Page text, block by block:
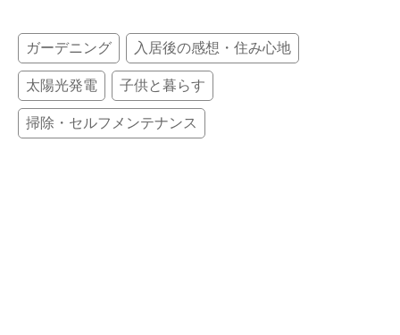
ガーデニング 入居後の感想・住み心地
太陽光発電 子供と暮らす
掃除・セルフメンテナンス